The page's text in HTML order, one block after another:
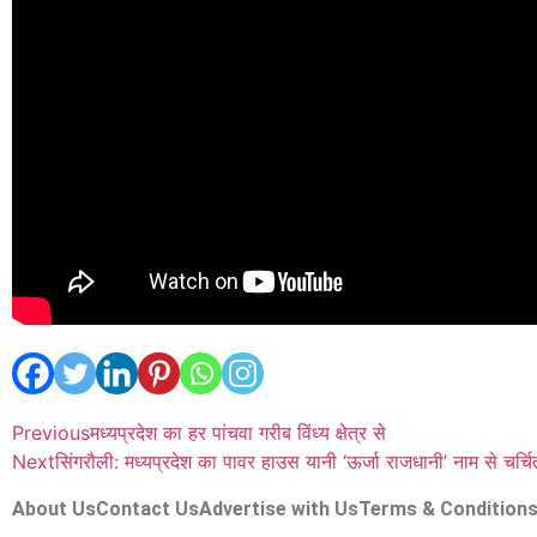
Previousमध्यप्रदेश का हर पांचवा गरीब विंध्य क्षेत्र से
Nextसिंगरौली: मध्यप्रदेश का पावर हाउस यानी ‘ऊर्जा राजधानी’ नाम से
About UsContact UsAdvertise with UsTerms & Conditions